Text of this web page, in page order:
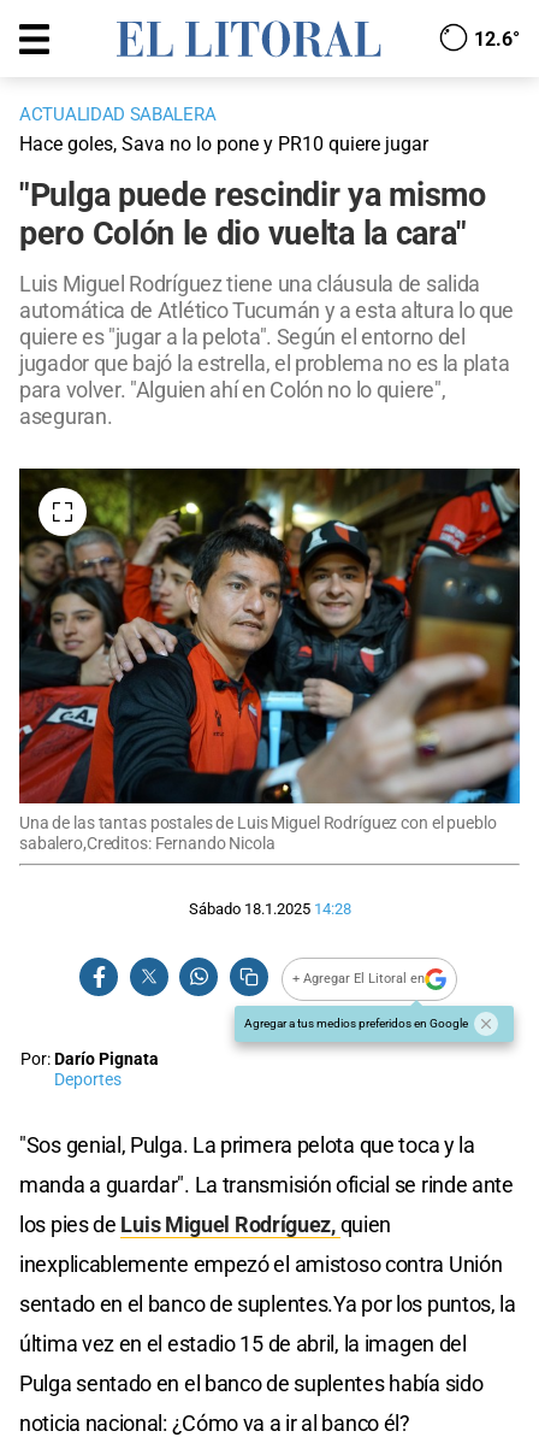
12.6°
ACTUALIDAD SABALERA
Hace goles, Sava no lo pone y PR10 quiere jugar
"Pulga puede rescindir ya mismo
pero Colón le dio vuelta la cara"
Luis Miguel Rodríguez tiene una cláusula de salida
automática de Atlético Tucumán y a esta altura lo que
quiere es "jugar a la pelota". Según el entorno del
jugador que bajó la estrella, el problema no es la plata
para volver. "Alguien ahí en Colón no lo quiere",
aseguran.
Una de las tantas postales de Luis Miguel Rodríguez con el pueblo
sabalero,Creditos: Fernando Nicola
Sábado 18.1.2025 14:28
+ Agregar El Litoral en
Agregar a tus medios preferidos en Google
Por:Darío Pignata
Deportes
"Sos genial, Pulga. La primera pelota que toca y la
manda a guardar". La transmisión oficial se rinde ante
los pies de Luis Miguel Rodríguez,quien
inexplicablemente empezó el amistoso contra Unión
sentado en el banco de suplentes.Ya por los puntos, la
última vez en el estadio 15 de abril, la imagen del
Pulga sentado en el banco de suplentes había sido
noticia nacional: ¿Cómo va a ir al banco él?